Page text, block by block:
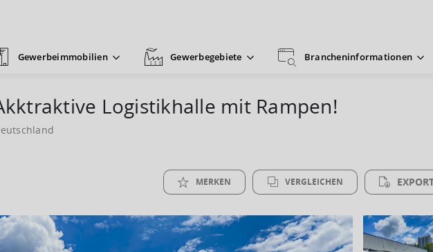
Gewerbeimmobilien Gewerbegebiete Brancheninformationen
Logistikhalle mit Rampen!
MERKEN VERGLEICHEN